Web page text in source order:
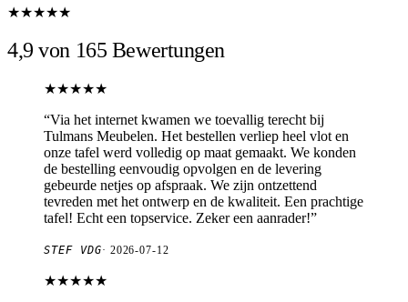
★★★★★
4,9 von 165 Bewertungen
★★★★★
“Via het internet kwamen we toevallig terecht bij
Tulmans Meubelen. Het bestellen verliep heel vlot en
onze tafel werd volledig op maat gemaakt. We konden
de bestelling eenvoudig opvolgen en de levering
gebeurde netjes op afspraak. We zijn ontzettend
tevreden met het ontwerp en de kwaliteit. Een prachtige
tafel! Echt een topservice. Zeker een aanrader!”
STEF VDG· 2026-07-12
★★★★★